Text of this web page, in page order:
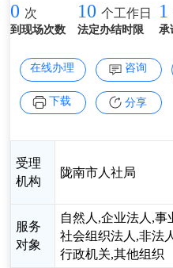
0 次
到现场次数
10 个工作日
法定办结时限
1
承
在线办理 咨询
下载 分享
受理
机构
陇南市人社局
服务
对象
自然人,企业法人,事
社会组织法人,非法
行政机关,其他组织